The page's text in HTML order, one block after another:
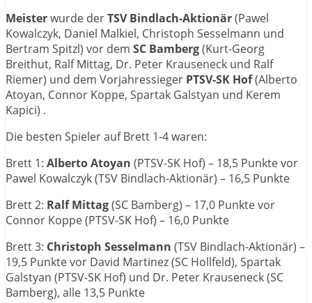
Meisterwurde derTSV Bindlach-Aktionär(Pawel
Kowalczyk, Daniel Malkiel, Christoph Sesselmann und
Bertram Spitzl) vor dem SC Bamberg(Kurt-Georg
Breithut, Ralf Mittag, Dr. Peter Krauseneck und Ralf
Riemer) und dem Vorjahressieger PTSV-SK Hof(Alberto
Atoyan, Connor Koppe, Spartak Galstyan und Kerem
Kapici) .
Die besten Spieler auf Brett 1-4 waren:
Brett 1: Alberto Atoyan (PTSV-SK Hof) – 18,5 Punkte vor
Pawel Kowalczyk (TSV Bindlach-Aktionär) – 16,5 Punkte
Brett 2: Ralf Mittag(SC Bamberg) – 17,0 Punkte vor
Connor Koppe (PTSV-SK Hof) – 16,0 Punkte
Brett 3: Christoph Sesselmann (TSV Bindlach-Aktionär) –
19,5 Punkte vor David Martinez (SC Hollfeld), Spartak
Galstyan (PTSV-SK Hof) und Dr. Peter Krauseneck (SC
Bamberg), alle 13,5 Punkte